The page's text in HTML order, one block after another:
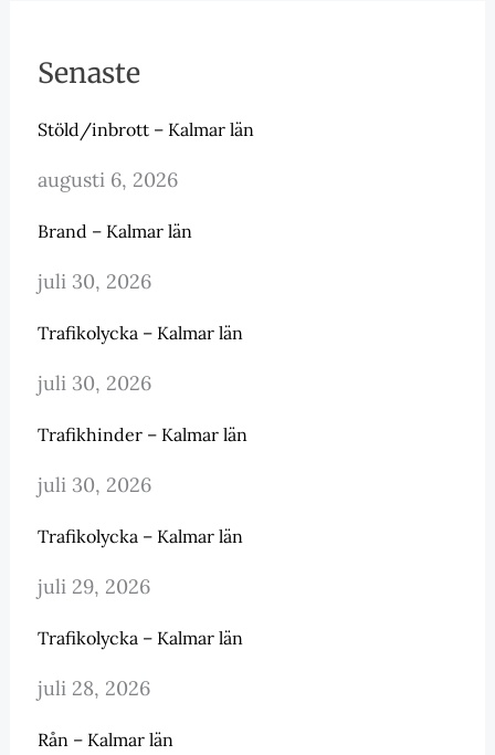
Senaste
Stöld/inbrott – Kalmar län
augusti 6, 2026
Brand – Kalmar län
juli 30, 2026
Trafikolycka – Kalmar län
juli 30, 2026
Trafikhinder – Kalmar län
juli 30, 2026
Trafikolycka – Kalmar län
juli 29, 2026
Trafikolycka – Kalmar län
juli 28, 2026
Rån – Kalmar län